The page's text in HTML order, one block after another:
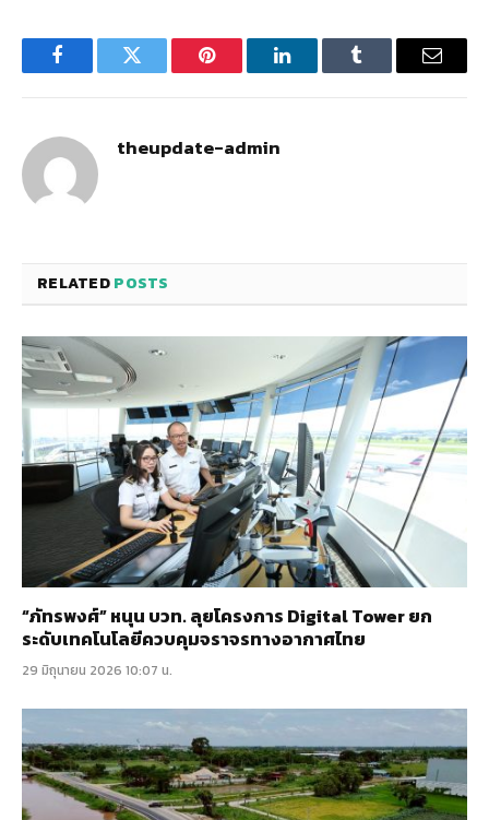
FacebookTwitter Pinterest LinkedInTumblr Email
theupdate-admin
RELATEDPOSTS
“ภัทรพงศ์” หนุน บวท. ลุยโครงการ Digital Tower ยก
ระดับเทคโนโลยีควบคุมจราจรทางอากาศไทย
29 มิถุนายน 2026 10:07 น.